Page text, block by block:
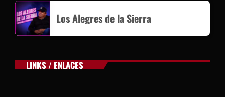
Los Alegres de la Sierra
LINKS / ENLACES